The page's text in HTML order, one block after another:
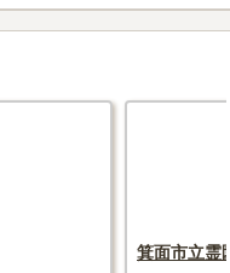
宗旨や宗派は問われませ
箕面市立霊園